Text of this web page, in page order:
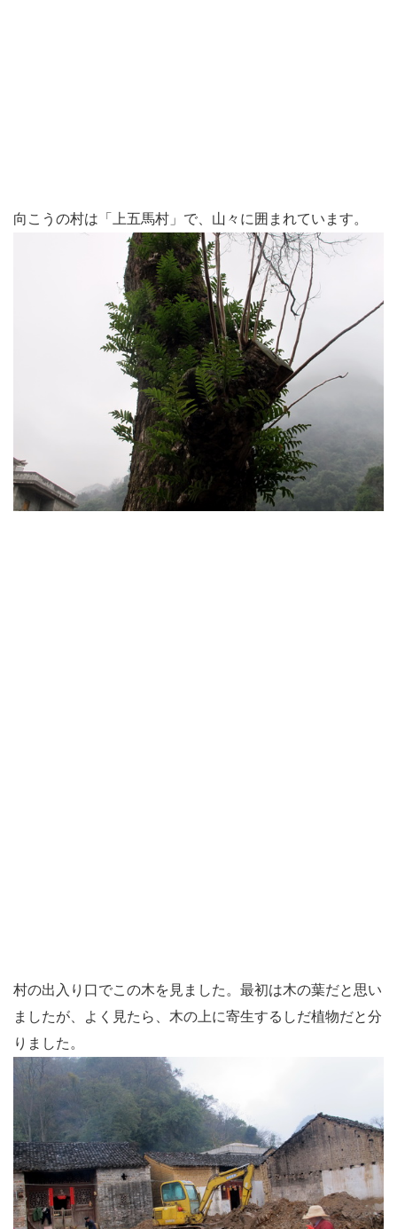
向こうの村は「上五馬村」で、山々に囲まれています。
村の出入り口でこの木を見ました。最初は木の葉だと思い
ましたが、よく見たら、木の上に寄生するしだ植物だと分
りました。